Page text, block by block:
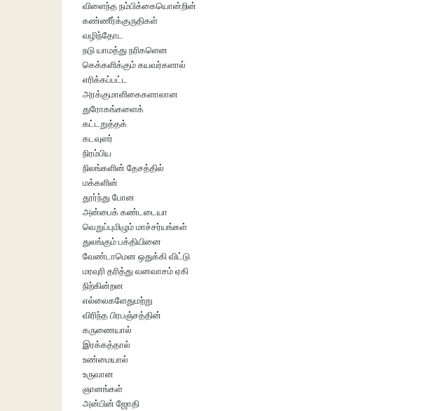
விளைந்த நம்பிக்கையொன்றின்
கண்ணீர்க்குருதிகள்
வழிந்தோட
நடு யாமத்து நரிகளென
கெக்களிக்கும் கயவர்களால்
எரிக்கப்பட்ட
அரக்குமாளிகைகளாலான
துரோகங்களைக்
கட்டறுத்தக்
கடவுளர்
நிரம்பிய
நிலங்களின் தேசத்தில்
மக்களின்
தூர்ந்து போன
அன்பைக் கண்டடையா
வெறுப்புமிழும் மாச்சர்யங்கள்
துலங்கும் பக்தியினை
வேண்டாமென ஒதுக்கி விட்டு
மரவுரி தரித்து வனவாசம் ஏகி
நிற்கின்றன
எல்லைகளேதுமற்று
விரிந்த பிரபஞ்சத்தின்
கருணையால்
இரக்கத்தால்
உண்மையால்
உருவான
ஞானங்கள்
அன்பின் ஜோதி